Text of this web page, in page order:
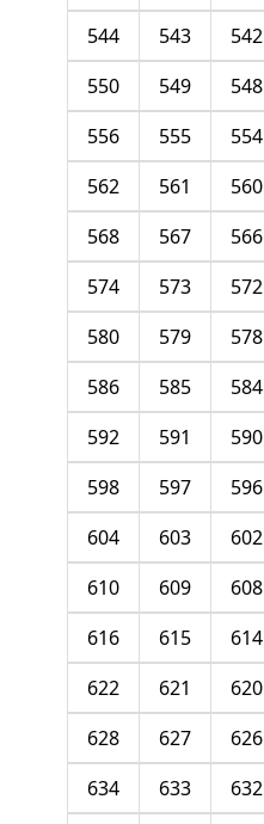
542
543
544
548
549
550
554
555
556
560
561
562
566
567
568
572
573
574
578
579
580
584
585
586
590
591
592
596
597
598
602
603
604
608
609
610
614
615
616
620
621
622
626
627
628
632
633
634